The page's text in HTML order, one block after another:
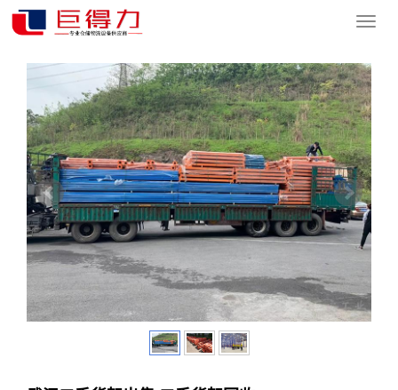
导
菜
单
您的位置：网站首页